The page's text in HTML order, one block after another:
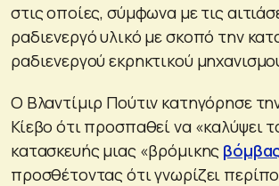
στις οποίες, σύμφωνα με τις
ραδιενεργό υλικό με σκοπό την
ραδιενεργού εκρηκτικού
Ο Βλαντίμιρ Πούτιν κατηγόρησε
Κίεβο ότι προσπαθεί να «καλύψει
κατασκευής μιας «βρόμικης
προσθέτοντας ότι γνωρίζει